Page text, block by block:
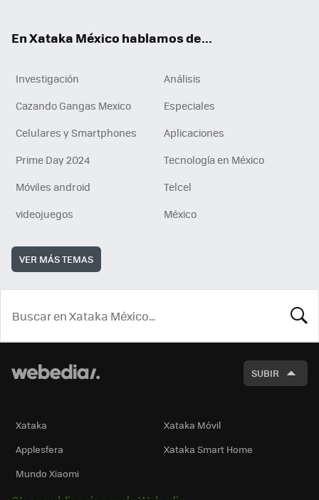
En Xataka México hablamos de...
Investigación
Análisis
Cazando Gangas Mexico
Especiales
Celulares y Smartphones
Aplicaciones
Prime Day 2024
Tecnología en México
Móviles android
Telcel
videojuegos
México
VER MÁS TEMAS
SUBIR
Xataka
Xataka Móvil
Applesfera
Xataka Smart Home
Mundo Xiaomi